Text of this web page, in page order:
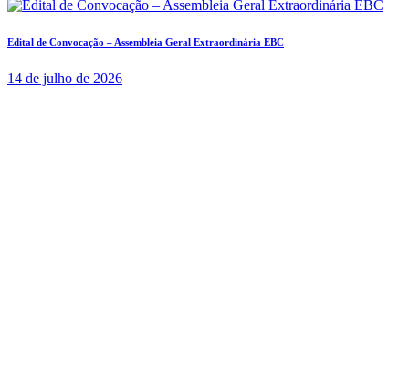
Edital de Convocação – Assembleia Geral Extraordinária EBC
14 de julho de 2026